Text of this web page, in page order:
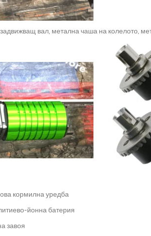
вал, метална чаша на колелото,
кормилна уредба
йонна батерия
завоя